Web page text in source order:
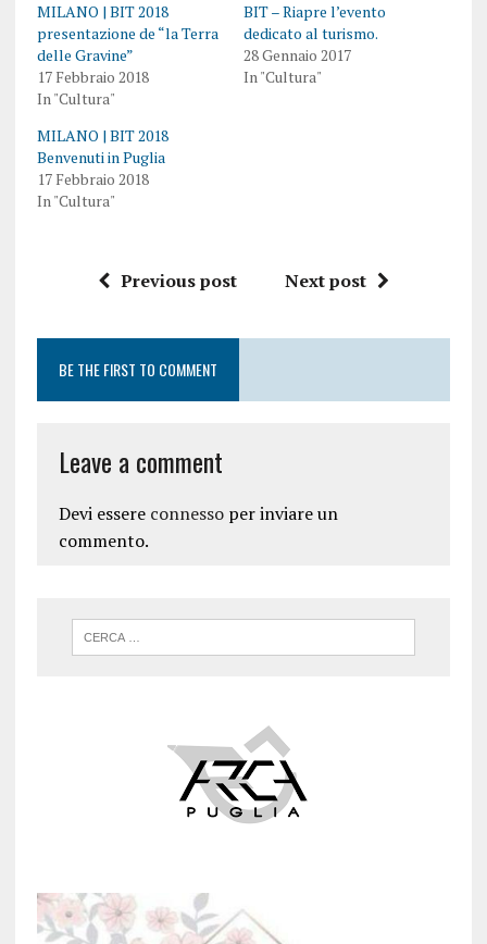
MILANO | BIT 2018
presentazione de “la Terra
delle Gravine”
17 Febbraio 2018
In "Cultura"
BIT – Riapre l’evento
dedicato al turismo.
28 Gennaio 2017
In "Cultura"
MILANO | BIT 2018
Benvenuti in Puglia
17 Febbraio 2018
In "Cultura"
Previous post Next post
BE THE FIRST TO COMMENT
Leave a comment
Devi essere connessoper inviare un
commento.